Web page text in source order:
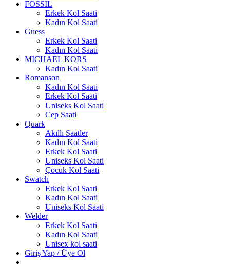
FOSSIL
Erkek Kol Saati
Kadın Kol Saati
Guess
Erkek Kol Saati
Kadın Kol Saati
MICHAEL KORS
Kadın Kol Saati
Romanson
Kadın Kol Saati
Erkek Kol Saati
Uniseks Kol Saati
Cep Saati
Quark
Akıllı Saatler
Kadın Kol Saati
Erkek Kol Saati
Uniseks Kol Saati
Çocuk Kol Saati
Swatch
Erkek Kol Saati
Kadın Kol Saati
Uniseks Kol Saati
Welder
Erkek Kol Saati
Kadın Kol Saati
Unisex kol saati
Giriş Yap / Üye Ol